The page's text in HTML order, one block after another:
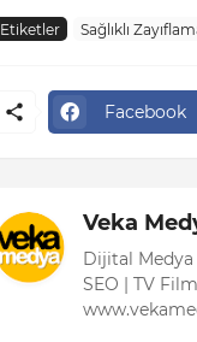
Etiketler Sağlıklı
Facebook
Veka
Dijital Medya
SEO | TV